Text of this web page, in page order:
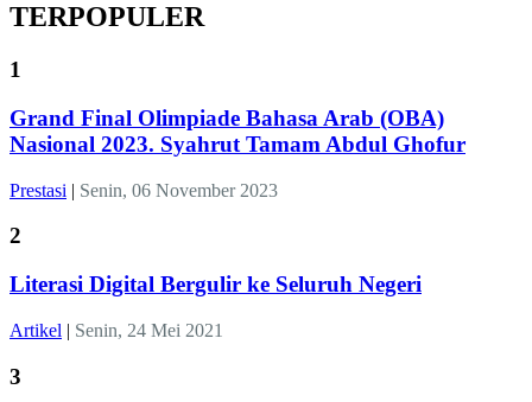
TERPOPULER
1
Grand Final Olimpiade Bahasa Arab (OBA)
Nasional 2023. Syahrut Tamam Abdul Ghofur
Prestasi | Senin, 06 November 2023
2
Literasi Digital Bergulir ke Seluruh Negeri
Artikel | Senin, 24 Mei 2021
3